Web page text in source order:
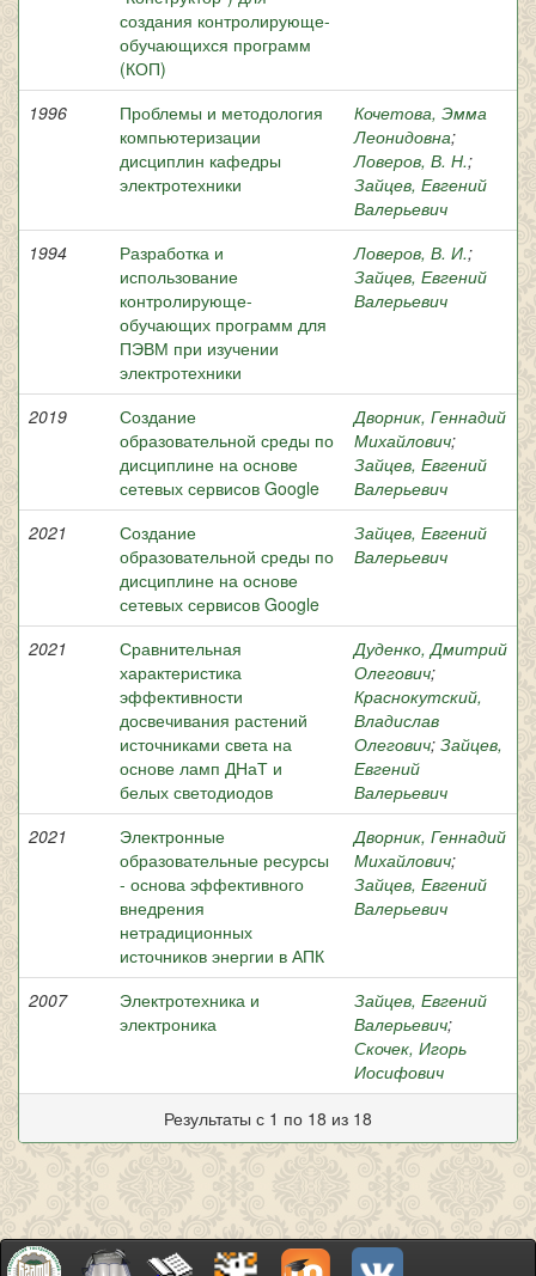
создания контролирующе-
обучающихся программ
(КОП)
1996
Проблемы и методология
компьютеризации
дисциплин кафедры
электротехники
Кочетова, Эмма
Леонидовна;
Ловеров, В. Н.;
Зайцев, Евгений
Валерьевич
1994
Разработка и
использование
контролирующе-
обучающих программ для
ПЭВМ при изучении
электротехники
Ловеров, В. И.;
Зайцев, Евгений
Валерьевич
2019
Создание
образовательной среды по
дисциплине на основе
сетевых сервисов Google
Дворник, Геннадий
Михайлович;
Зайцев, Евгений
Валерьевич
2021
Создание
образовательной среды по
дисциплине на основе
сетевых сервисов Google
Зайцев, Евгений
Валерьевич
2021
Сравнительная
характеристика
эффективности
досвечивания растений
источниками света на
основе ламп ДНаТ и
белых светодиодов
Дуденко, Дмитрий
Олегович;
Краснокутский,
Владислав
Олегович; Зайцев,
Евгений
Валерьевич
2021
Электронные
образовательные ресурсы
- основа эффективного
внедрения
нетрадиционных
источников энергии в АПК
Дворник, Геннадий
Михайлович;
Зайцев, Евгений
Валерьевич
2007
Электротехника и
электроника
Зайцев, Евгений
Валерьевич;
Скочек, Игорь
Иосифович
Результаты с 1 по 18 из 18